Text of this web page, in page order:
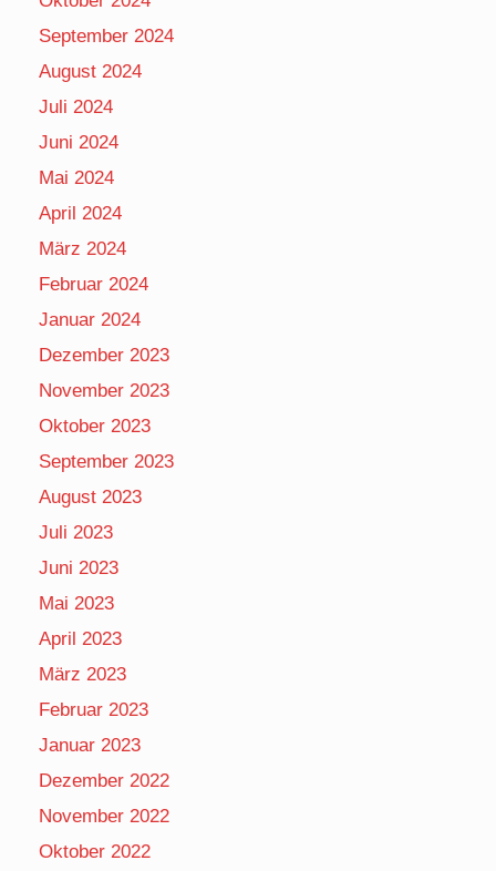
September 2024
August 2024
Juli 2024
Juni 2024
Mai 2024
April 2024
März 2024
Februar 2024
Januar 2024
Dezember 2023
November 2023
Oktober 2023
September 2023
August 2023
Juli 2023
Juni 2023
Mai 2023
April 2023
März 2023
Februar 2023
Januar 2023
Dezember 2022
November 2022
Oktober 2022